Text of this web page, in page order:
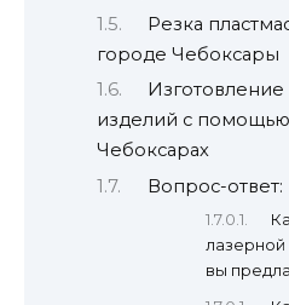
Резка
городе Чебоксары
изделий с
Чебоксарах
Вопрос-ответ:
лазерной
вы